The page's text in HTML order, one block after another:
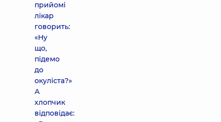
прийомі
лікар
говорить:
«Ну
що,
підемо
до
окуліста?»
А
хлопчик
відповідає: